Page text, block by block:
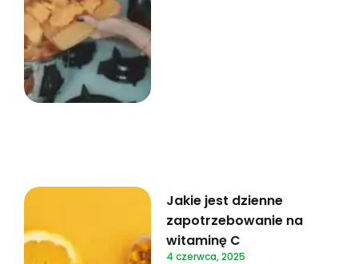
Jakie jest dzienne
zapotrzebowanie na
witaminę C
4 czerwca, 2025